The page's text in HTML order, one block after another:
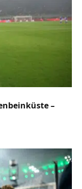
–